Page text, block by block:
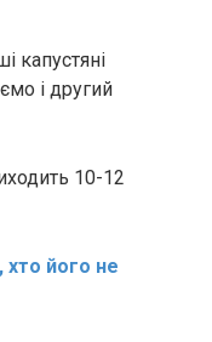
капустяні
і другий
10-12
хто його не